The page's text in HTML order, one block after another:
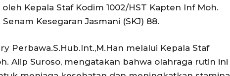
Kepala Staf Kodim 1002/HST Kapten Inf Moh.
Kesegaran Jasmani (SKJ) 88.
Perbawa.S.Hub.Int.,M.Han melalui Kepala Staf
Alip Suroso, mengatakan bahwa olahraga rutin ini